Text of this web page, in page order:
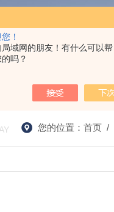
！
局域网的朋友！有什么可以帮
吗？
您的位置： 首页/